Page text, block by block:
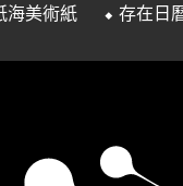
海美術紙
⬥ 存在日